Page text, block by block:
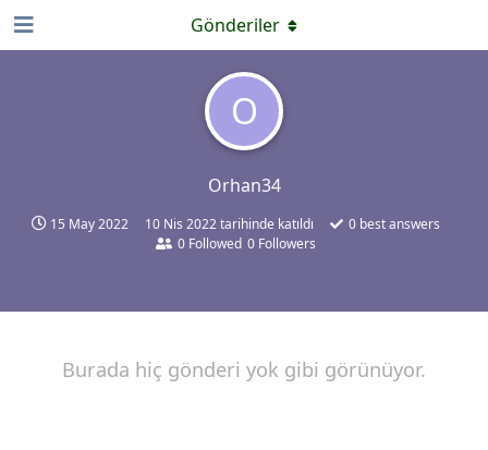
O
Orhan34
15 May 2022 10 Nis 2022tarihinde katıldı 0 best answers
0 Followed 0 Followers
Gönderiler
Burada hiç gönderi yok gibi görünüyor.